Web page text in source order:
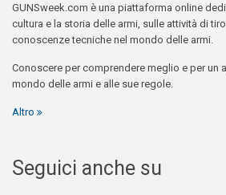
GUNSweek.com è una piattaforma online
cultura e la storia delle armi, sulle attività di
conoscenze tecniche nel mondo delle armi.
Conoscere per comprendere meglio e per un
mondo delle armi e alle sue regole.
Altro
Seguici anche su